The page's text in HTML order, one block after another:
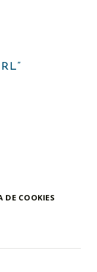
DE COOKIES